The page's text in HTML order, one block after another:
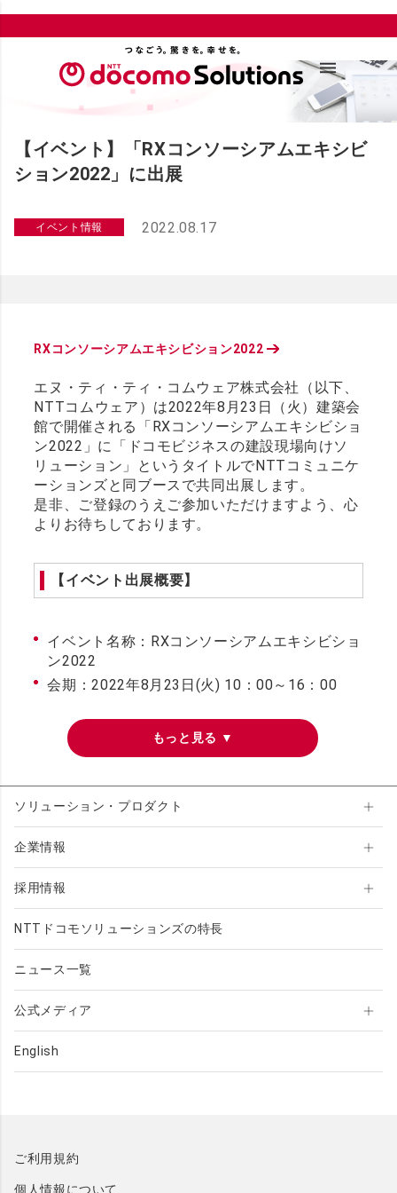
【イベント】「RXコンソーシアムエキシビ
ション2022」に出展
イベント情報 2022.08.17
RXコンソーシアムエキシビション2022
エヌ・ティ・ティ・コムウェア株式会社（以下、
NTTコムウェア）は2022年8月23日（火）建築会
館で開催される「RXコンソーシアムエキシビショ
ン2022」に「ドコモビジネスの建設現場向けソ
リューション」というタイトルでNTTコミュニケ
ーションズと同ブースで共同出展します。
是非、ご登録のうえご参加いただけますよう、心
よりお待ちしております。
【イベント出展概要】
イベント名称：RXコンソーシアムエキシビショ
ン2022
会期：2022年8月23日(火) 10：00～16：00
目26番20号）
展示場所：イベント広場（NTTコミュニケーシ
ォームよりご登録ください。
コラボワークソリューションのひとつとして
機能である、「ワークルーム」、「チャット活
用」、「ドキュメント配信」のデモ展示を行いま
す。
ollabowork/geneconcollabo/
・ゼネコンコラボのニュースリリースはこちら
【関連リンク】
ソリューション・プロダクト
企業情報
採用情報
NTTドコモソリューションズの特長
ニュース一覧
公式メディア
English
ご利用規約
個人情報について